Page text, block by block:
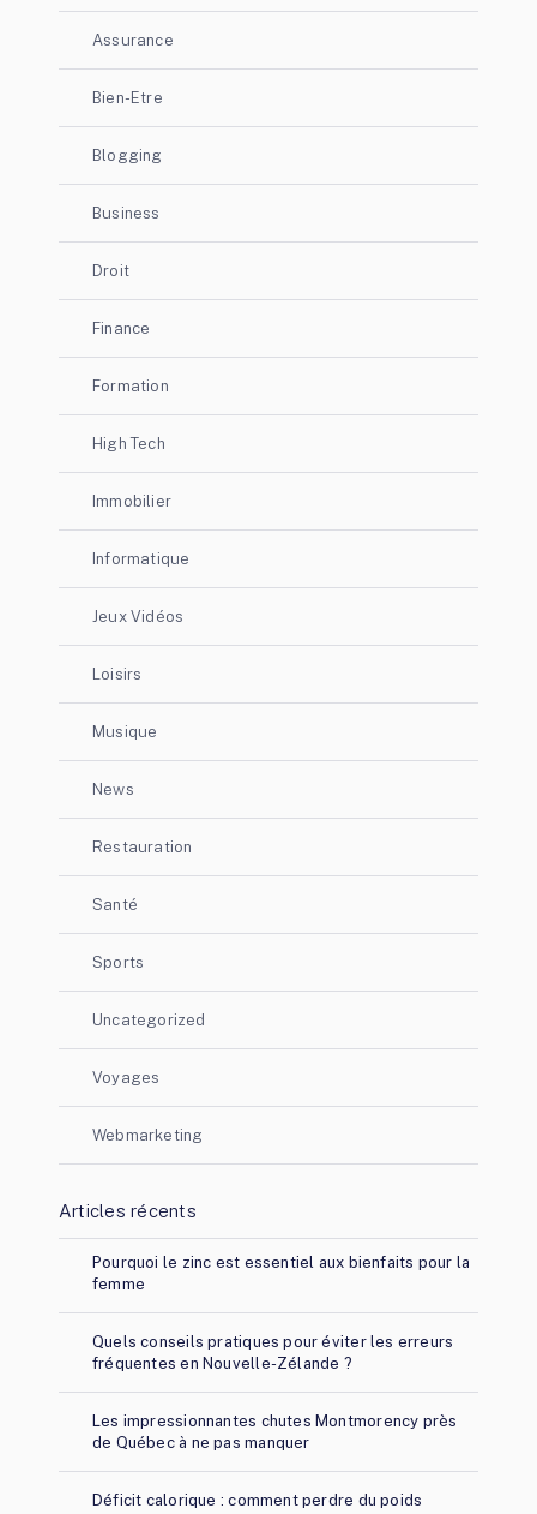
Assurance
Bien-Etre
Blogging
Business
Droit
Finance
Formation
High Tech
Immobilier
Informatique
Jeux Vidéos
Loisirs
Musique
News
Restauration
Santé
Sports
Uncategorized
Voyages
Webmarketing
Articles récents
Pourquoi le zinc est essentiel aux bienfaits pour la
femme
Quels conseils pratiques pour éviter les erreurs
fréquentes en Nouvelle-Zélande ?
Les impressionnantes chutes Montmorency près
de Québec à ne pas manquer
Déficit calorique : comment perdre du poids